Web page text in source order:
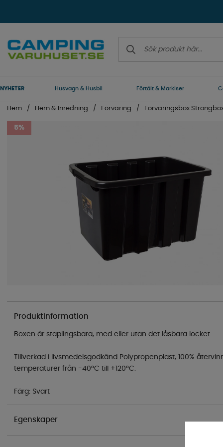
NYHETER Husvagn & Husbil Förtält & Markiser
Hem Hem & Inredning Förvaring Förvaringsbox
5
Produktinformation
Boxen är staplingsbara, med eller utan det låsbara locket.
Tillverkad i livsmedelsgodkänd Polypropenplast, 100%
temperaturer från -40°C till +120°C.
Färg: Svart
Egenskaper